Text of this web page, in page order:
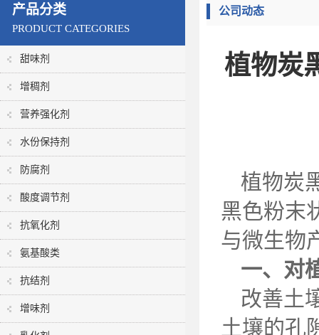
产品分类
PRODUCT CATEGORIES
甜味剂
增稠剂
营养强化剂
水份保持剂
防腐剂
酸度调节剂
抗氧化剂
氨基酸类
抗结剂
增味剂
公司动态
植物炭
植物炭
黑色粉末
与微生物
一、对
改善土
土壤的孔